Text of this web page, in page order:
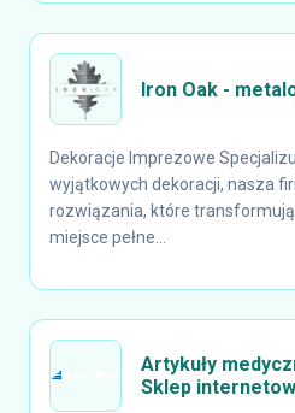
Iron Oak -
Dekoracje Imprezowe
wyjątkowych dekoracji, nasza
rozwiązania, które
miejsce pełne...
Artykuły
Sklep